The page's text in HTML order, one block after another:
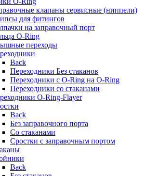
клапаны сервисные (ниппели)
для фитингов
на заправочный порт
O-Ring
переходы
Back
Переходники Без стаканов
Переходники с O-Ring на O-Ring
Переходники со стаканами
O-Ring-Flayer
Back
Без заправочного порта
Со стаканами
Сростки с заправочным портом
Back